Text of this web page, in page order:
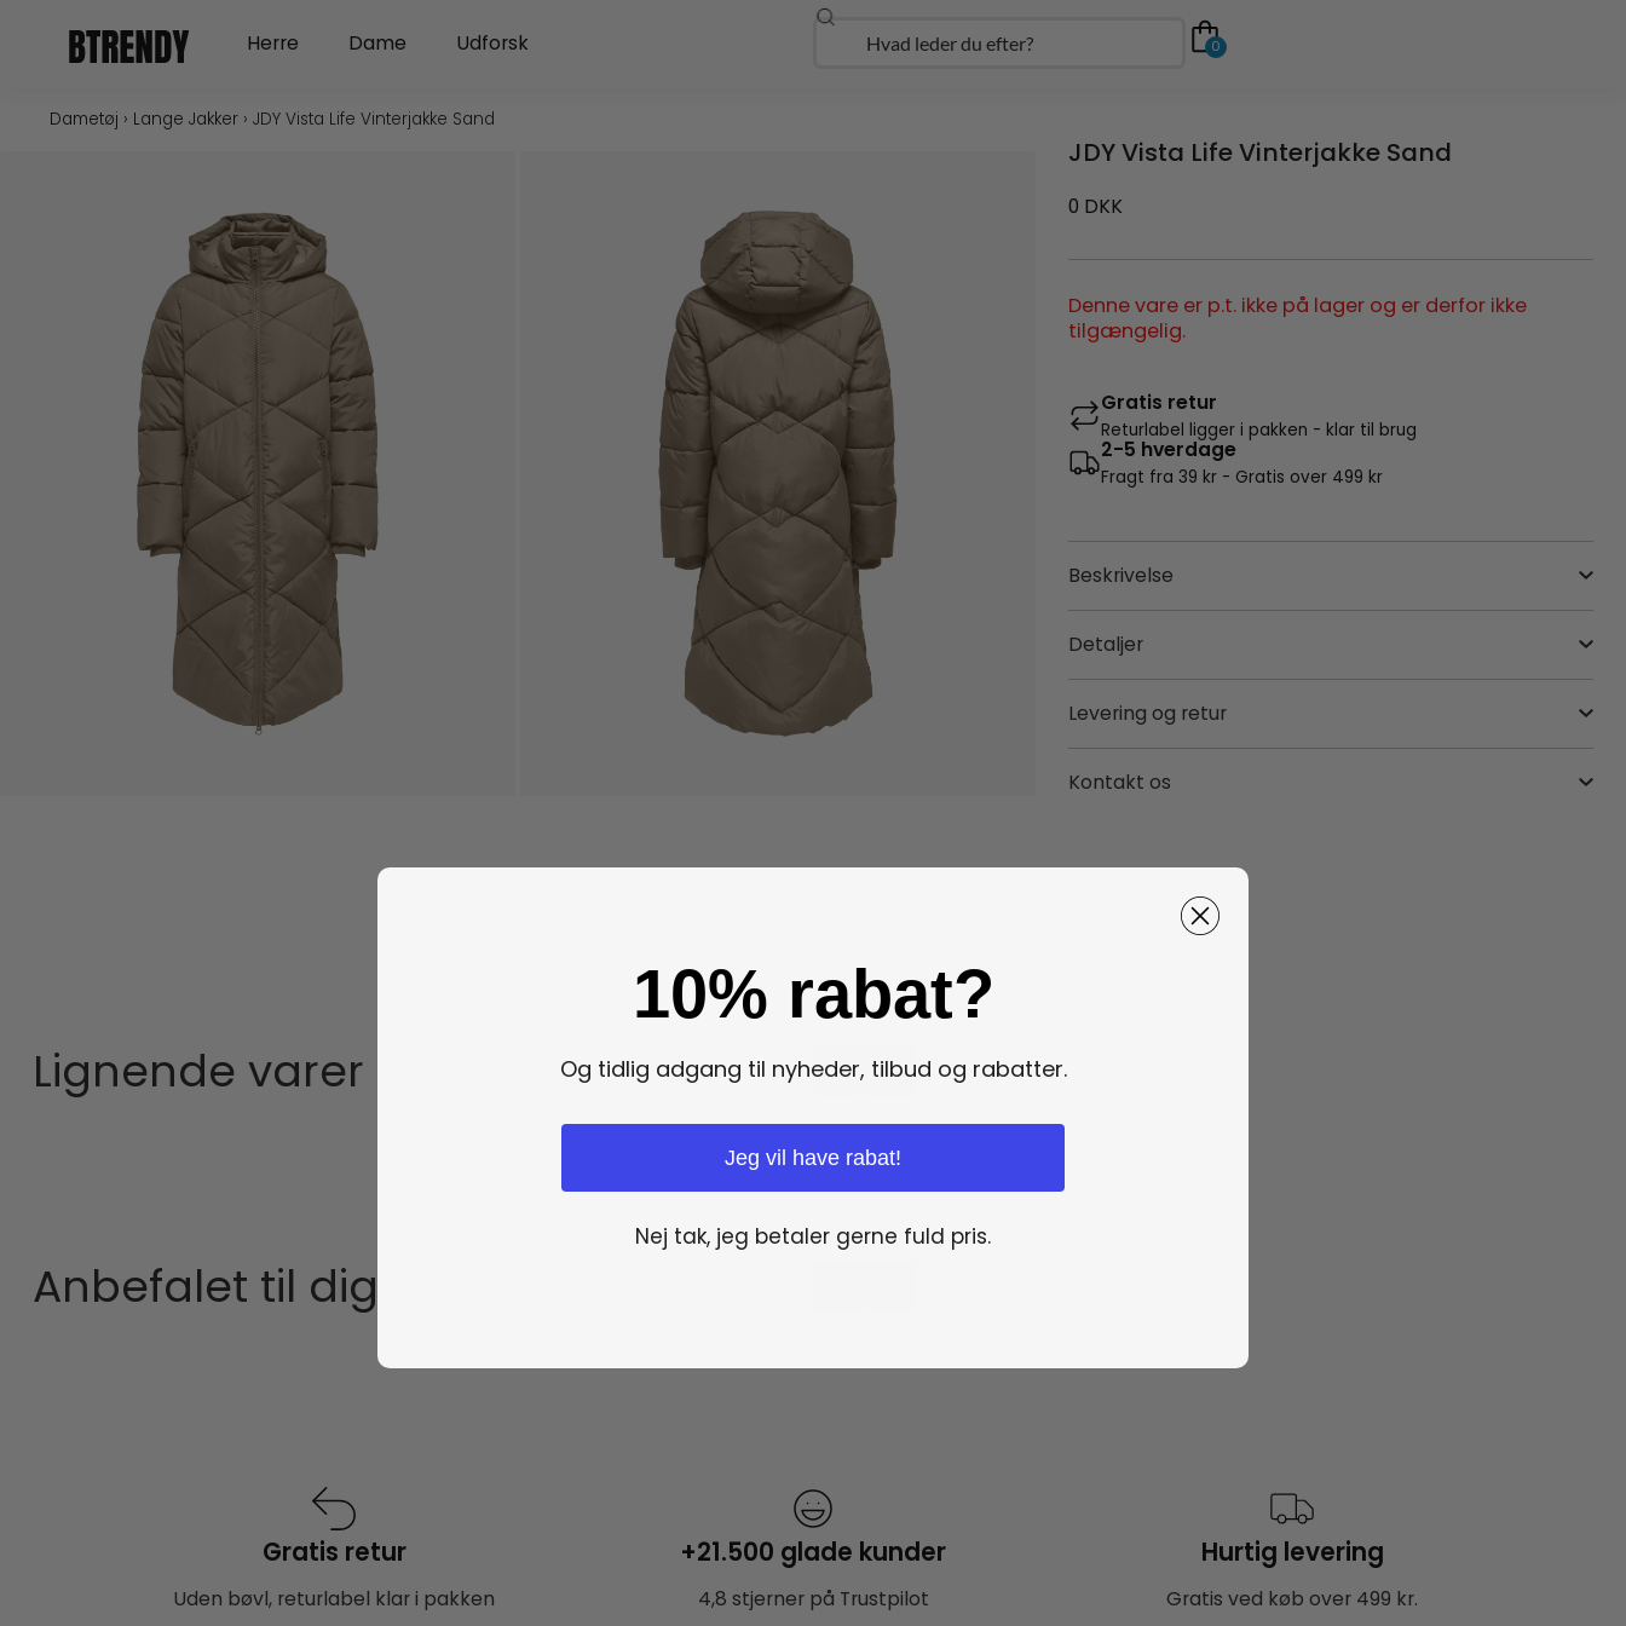
Herre Open Herre
Dame Open Dame
Udforsk Søg 0
Dametøj › Lange Jakker› JDY Vista Life Vinterjakke Sand
JDY Vista Life Vinterjakke Sand
0 DKK
Denne vare er p.t. ikke på lager og er derfor ikke
tilgængelig.
Gratis retur
Returlabel ligger i pakken - klar til brug
2-5 hverdage
Fragt fra 39 kr - Gratis over 499 kr
Beskrivelse
Detaljer
Levering og retur
Kontakt os
Lignende varer
Anbefalet til dig
Gratis retur
Uden bøvl, returlabel klar i pakken
+21.500 glade kunder
4,8 stjerner på Trustpilot
Hurtig levering
Gratis ved køb over 499 kr.
10% rabat?
Og tidlig adgang til nyheder, tilbud og rabatter.
Jeg vil have rabat!
Nej tak, jeg betaler gerne fuld pris.